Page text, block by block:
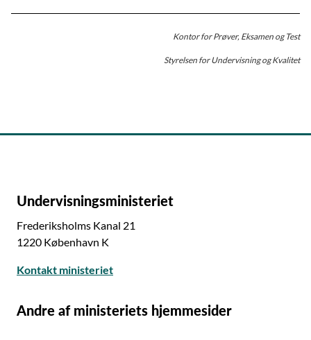
Kontor for Prøver, Eksamen og Test
Styrelsen for Undervisning og Kvalitet
Undervisningsministeriet
Frederiksholms Kanal 21
1220 København K
Kontakt ministeriet
Andre af ministeriets hjemmesider